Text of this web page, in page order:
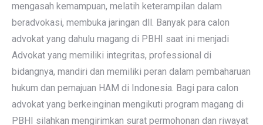
mengasah kemampuan, melatih keterampilan dalam
beradvokasi, membuka jaringan dll. Banyak para calon
advokat yang dahulu magang di PBHI saat ini menjadi
Advokat yang memiliki integritas, professional di
bidangnya, mandiri dan memiliki peran dalam pembaharuan
hukum dan pemajuan HAM di Indonesia. Bagi para calon
advokat yang berkeinginan mengikuti program magang di
PBHI silahkan mengirimkan surat permohonan dan riwayat